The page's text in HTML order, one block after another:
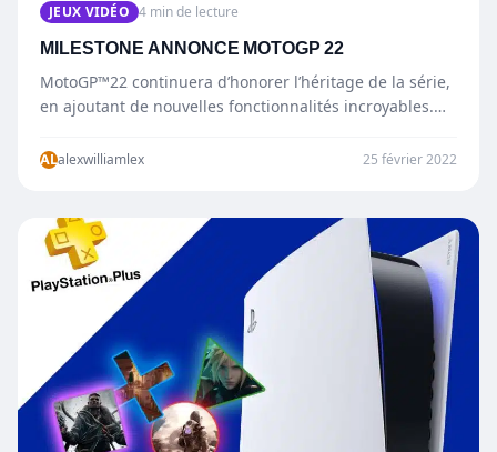
JEUX VIDÉO 4 min de lecture
MILESTONE ANNONCE MOTOGP 22
MotoGP™22 continuera d’honorer l’héritage de la série,
en ajoutant de nouvelles fonctionnalités incroyables.
ALalexwilliamlex 25 février 2022